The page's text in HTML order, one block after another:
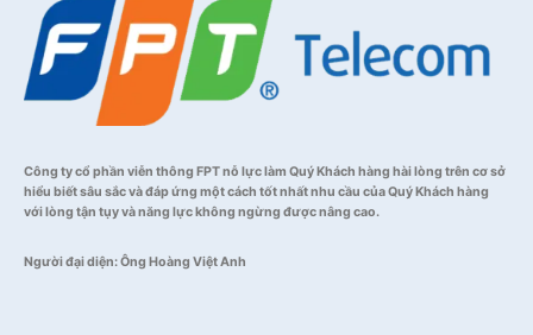
Công ty cổ phần viễn thông FPT nỗ lực làm Quý Khách hàng hài lòng trên cơ sở
hiểu biết sâu sắc và đáp ứng một cách tốt nhất nhu cầu của Quý Khách hàng
với lòng tận tụy và năng lực không ngừng được nâng cao.
Người đại diện: Ông Hoàng Việt Anh